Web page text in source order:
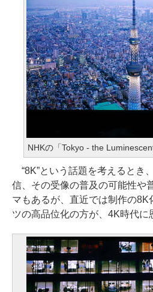
NHKの「Tokyo - the
“8K”という話題を考えるとき
信、その受像の普及の可能性や
マもあるが、直近では制作の8K
ツの高品位化の方が、4K時代に